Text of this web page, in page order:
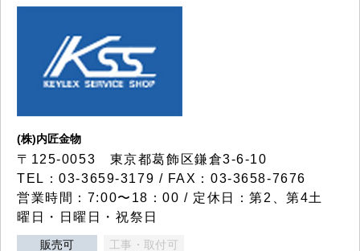
(株)内匠金物
〒125-0053 東京都葛飾区鎌倉3-6-10
TEL：03-3659-3179 / FAX：03-3658-7676
営業時間：7:00〜18：00 / 定休日：第2、第4土
曜日・日曜日・祝祭日
販売可 工事・取付可